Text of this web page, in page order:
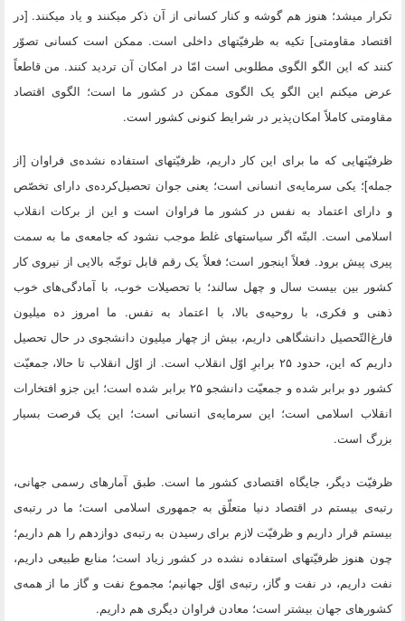
تکرار میشد؛ هنوز هم گوشه و کنار کسانى از آن ذکر میکنند و یاد میکنند. [در
اقتصاد مقاومتى‌] تکیه به ظرفیّتهاى داخلى است. ممکن است کسانى تصوّر
کنند که این الگو الگوى مطلوبى است امّا در امکان آن تردید کنند. من قاطعاً
عرض میکنم این الگو یک الگوى ممکن در کشور ما است؛ الگوى اقتصاد
مقاومتى کاملاً امکان‌پذیر در شرایط کنونى کشور است.
ظرفیّتهایى که ما براى این کار داریم، ظرفیّتهاى استفاده نشده‌ى فراوان [از
جمله‌]؛ یکى سرمایه‌ى انسانى است؛ یعنى جوان تحصیل‌کرده‌ى داراى تخصّص
و داراى اعتماد به نفس در کشور ما فراوان است و این از برکات انقلاب
اسلامى است. البتّه اگر سیاستهاى غلط موجب نشود که جامعه‌ى ما به سمت
پیرى پیش برود. فعلاً اینجور است؛ فعلاً یک رقم قابل توجّه بالایى از نیروى کار
کشور بین بیست سال و چهل سالند؛ با تحصیلات خوب، با آمادگى‌هاى خوب
ذهنى و فکرى، با روحیه‌ى بالا، با اعتماد به نفس. ما امروز ده میلیون
فارغ‌التّحصیل دانشگاهى داریم، بیش از چهار میلیون دانشجوى در حال تحصیل
داریم که این، حدود ۲۵ برابرِ اوّل انقلاب است. از اوّل انقلاب تا حالا، جمعیّت
کشور دو برابر شده و جمعیّت دانشجو ۲۵ برابر شده است؛ این جزو افتخارات
انقلاب اسلامى است؛ این سرمایه‌ى انسانى است؛ این یک فرصت بسیار
بزرگ است.
ظرفیّت دیگر، جایگاه اقتصادى کشور ما است. طبق آمارهاى رسمى جهانى،
رتبه‌ى بیستم در اقتصاد دنیا متعلّق به جمهورى اسلامى است؛ ما در رتبه‌ى
بیستم قرار داریم و ظرفیّت لازم براى رسیدن به رتبه‌ى دوازدهم را هم داریم؛
چون هنوز ظرفیّتهاى استفاده نشده در کشور زیاد است؛ منابع طبیعى داریم،
نفت داریم، در نفت و گاز، رتبه‌ى اوّل جهانیم؛ مجموع نفت و گاز ما از همه‌ى
کشورهاى جهان بیشتر است؛ معادن فراوان دیگرى هم داریم.